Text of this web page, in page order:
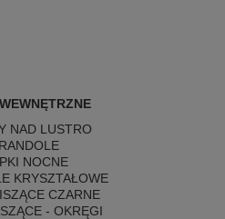
NAD LUSTRO
NOCNE
KRYSZTAŁOWE
CZARNE
- OKRĘGI